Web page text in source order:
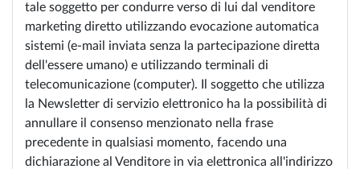
tale soggetto per condurre verso di lui dal venditore
marketing diretto utilizzando evocazione automatica
sistemi (e-mail inviata senza la partecipazione diretta
dell'essere umano) e utilizzando terminali di
telecomunicazione (computer). Il soggetto che utilizza
la Newsletter di servizio elettronico ha la possibilità di
annullare il consenso menzionato nella frase
precedente in qualsiasi momento, facendo una
dichiarazione al Venditore in via elettronica all'indirizzo